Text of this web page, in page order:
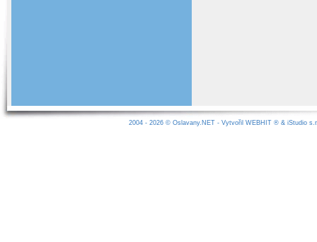
2004 - 2026 © Oslavany.NET - Vytvořil WEBHIT ® & iStudio